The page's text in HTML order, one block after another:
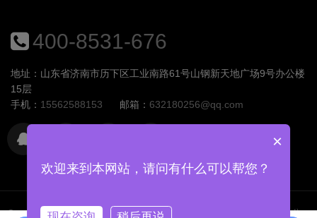
400-8531-676
地址：山东省济南市历下区工业南路61号山钢新天地广场9号办公楼
15层
手机： 15562588153 邮箱： 632180256@qq.com
Copyright © 2026版权所有 © 2015-2021.山东慧族软件开发有限公
×
欢迎来到本网站，请问有什么可以帮您？